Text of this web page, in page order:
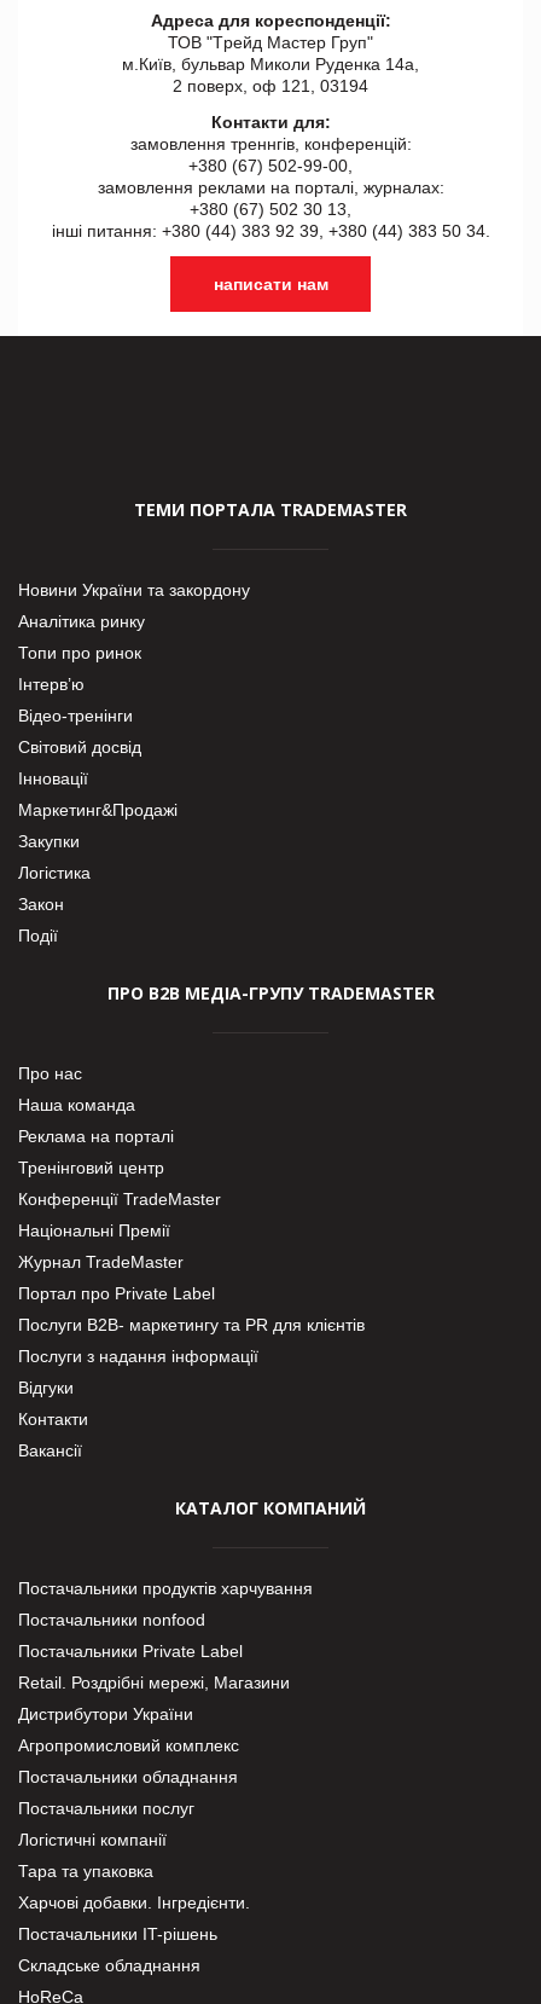
Адреса для кореспонденції:
ТОВ "Tрейд Мастер Груп"
м.Київ, бульвар Миколи Руденка 14а,
2 поверх, оф 121, 03194
Контакти для:
замовлення треннгів, конференцій:
+380 (67) 502-99-00,
замовлення реклами на порталі, журналах:
+380 (67) 502 30 13,
інші питання: +380 (44) 383 92 39, +380 (44) 383 50 34.
написати нам
ТЕМИ ПОРТАЛА TRADEMASTER
Новини України та закордону
Аналітика ринку
Топи про ринок
Інтерв’ю
Відео-тренінги
Світовий досвід
Інновації
Маркетинг&Продажі
Закупки
Логістика
Закон
Події
ПРО В2В МЕДІА-ГРУПУ TRADEMASTER
Про нас
Наша команда
Реклама на порталі
Тренінговий центр
Конференції TradeMaster
Національні Премії
Журнал TradeMaster
Портал про Private Label
Послуги В2В- маркетингу та PR для клієнтів
Послуги з надання інформації
Відгуки
Контакти
Вакансії
КАТАЛОГ КОМПАНИЙ
Постачальники продуктів харчування
Постачальники nonfood
Постачальники Private Label
Retail. Роздрібні мережі, Магазини
Дистрибутори України
Агропромисловий комплекс
Постачальники обладнання
Постачальники послуг
Логістичні компанії
Тара та упаковка
Харчові добавки. Інгредієнти.
Постачальники IT-рішень
Складське обладнання
HoReCa